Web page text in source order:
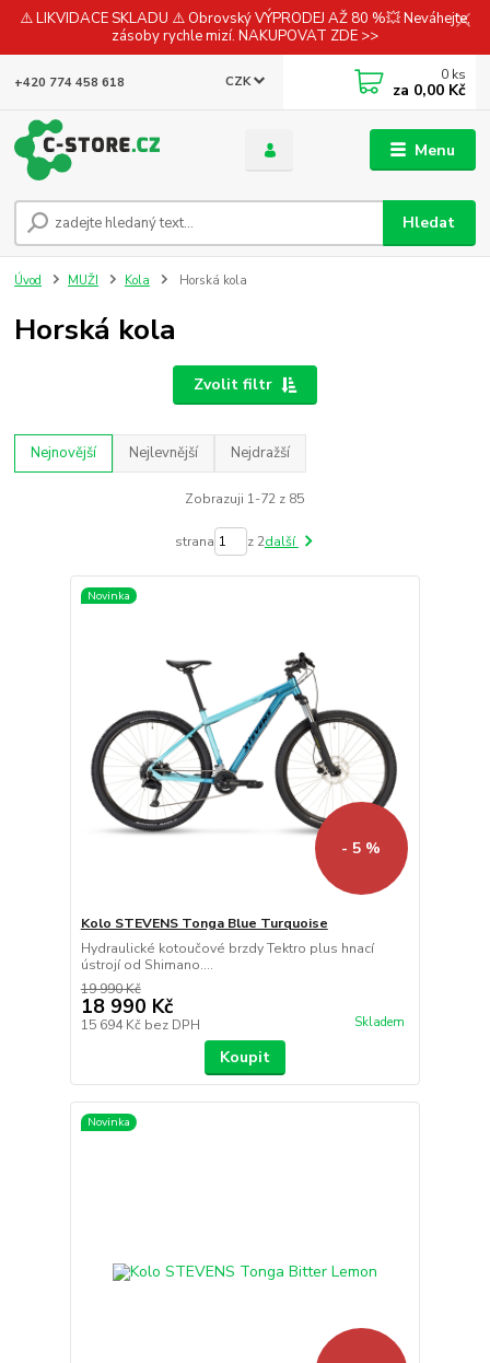
⚠️ LIKVIDACE SKLADU ⚠️ Obrovský VÝPRODEJ AŽ 80 %💥 Neváhejte,
zásoby rychle mizí. NAKUPOVAT ZDE >>
Menu
CZK
Hledat
+420 774 458 618 0 ks
za 0,00 Kč
Úvod MUŽI Kola Horská kola
Horská kola
Zvolit filtr
Nejnovější Nejlevnější Nejdražší
Zobrazuji 1-72 z 85
strana z 2další
Novinka
- 5 %
Kolo STEVENS Tonga Blue Turquoise
Hydraulické kotoučové brzdy Tektro plus hnací
ústrojí od Shimano....
19 990 Kč
18 990 Kč
15 694 Kč bez DPH Skladem
Koupit
Novinka